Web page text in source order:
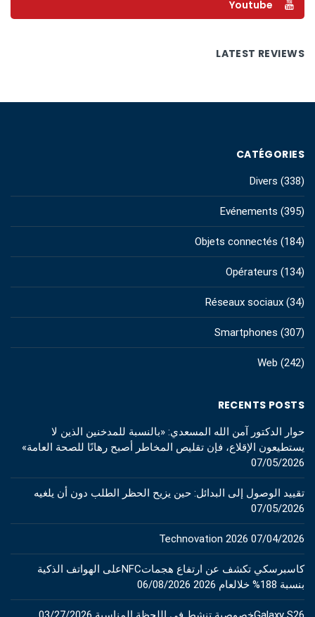
Youtube
LATEST REVIEWS
CATÉGORIES
Divers (338)
Evénements (395)
Objets connectés (184)
Opérateurs (134)
Réseaux sociaux (34)
Smartphones (307)
Web (242)
RECENTS POSTS
حوار الدكتور آمن الله المسعدي: «بالنسبة للمدخنين الذين لا
يستطيعون الإقلاع، فإن تقليص المخاطر أصبح رهانًا للصحة العامة»
07/05/2026
تقييد الوصول إلى البدائل: حين يزيح الحظر الطلب دون أن يلغيه
07/05/2026
Technovation 2026 07/04/2026
كاسبرسكي تكشف عن ارتفاع هجماتNFCعلى الهواتف الذكية
بنسبة 188% خلالعام 2026
06/08/2026